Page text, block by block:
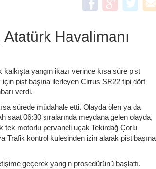
Atatürk Havalimanı
yangın ikazı verince kısa süre pist
pist başına ilerleyen Cirrus SR22 tipi dört
verdi.
sürede müdahale etti. Olayda ölen ya da
saat 06:30 sıralarında meydana gelen olayda,
motorlu pervaneli uçak Tekirdağ Çorlu
Trafik kontrol kulesinden izin alarak pist başına
geçerek yangın prosedürünü başlattı.